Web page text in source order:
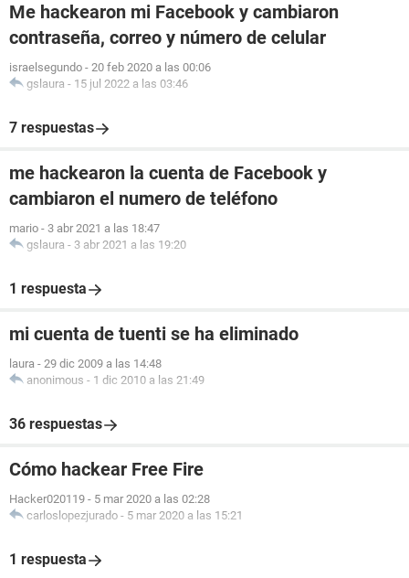
Me hackearon mi Facebook y cambiaron
contraseña, correo y número de celular
israelsegundo - 20 feb 2020 a las 00:06
gslaura - 15 jul 2022 a las 03:46
7 respuestas
me hackearon la cuenta de Facebook y
cambiaron el numero de teléfono
mario - 3 abr 2021 a las 18:47
gslaura - 3 abr 2021 a las 19:20
1 respuesta
mi cuenta de tuenti se ha eliminado
laura - 29 dic 2009 a las 14:48
anonimous - 1 dic 2010 a las 21:49
36 respuestas
Cómo hackear Free Fire
Hacker020119 - 5 mar 2020 a las 02:28
carloslopezjurado - 5 mar 2020 a las 15:21
1 respuesta